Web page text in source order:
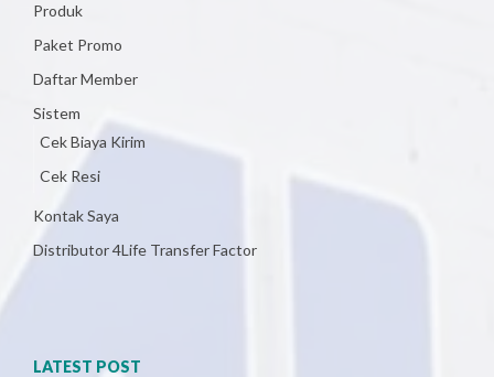
Produk
Paket Promo
Daftar Member
Sistem
Cek Biaya Kirim
Cek Resi
Kontak Saya
Distributor 4Life Transfer Factor
LATEST POST